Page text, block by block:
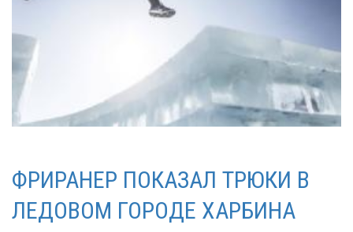
ФРИРАНЕР ПОКАЗАЛ ТРЮКИ В
ЛЕДОВОМ ГОРОДЕ ХАРБИНА